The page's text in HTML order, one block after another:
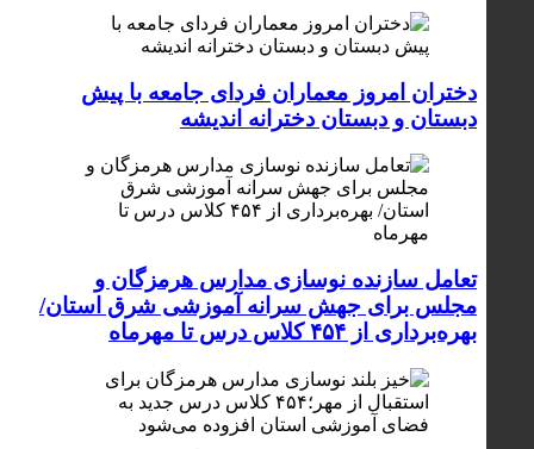
دختران امروز معماران فردای جامعه با پیش
دبستان و دبستان دخترانه اندیشه
تعامل سازنده نوسازی مدارس هرمزگان و
مجلس برای جهش سرانه آموزشی شرق استان/
بهره‌برداری از ۴۵۴ کلاس درس تا مهرماه